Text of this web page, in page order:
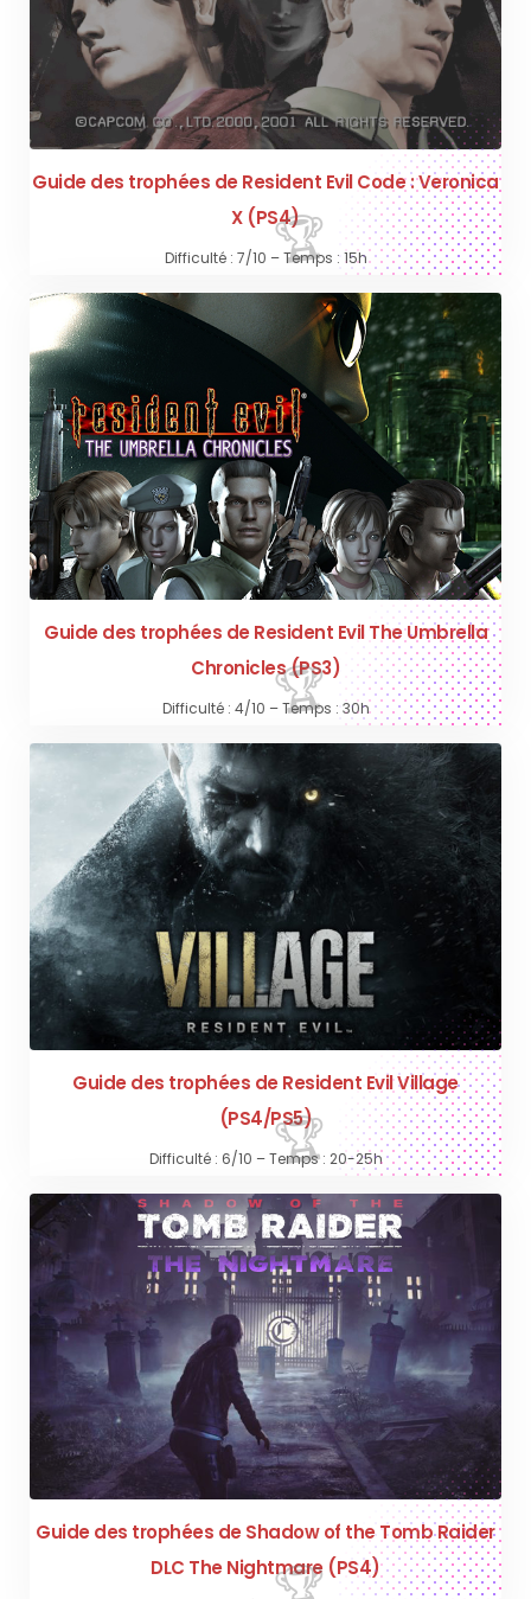
Guide des trophées de Resident Evil Code : Veronica
X (PS4)
Difficulté : 7/10 – Temps : 15h
Guide des trophées de Resident Evil The Umbrella
Chronicles (PS3)
Difficulté : 4/10 – Temps : 30h
Guide des trophées de Resident Evil Village
(PS4/PS5)
Difficulté : 6/10 – Temps : 20-25h
Guide des trophées de Shadow of the Tomb Raider
DLC The Nightmare (PS4)